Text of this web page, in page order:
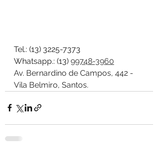
Tel.: (13) 3225-7373
Whatsapp.: (13) 99748-3960
Av. Bernardino de Campos, 442 -
Vila Belmiro, Santos.